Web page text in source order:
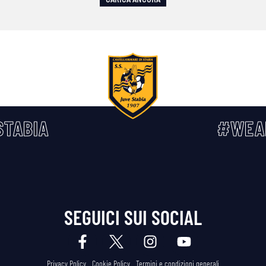
SEGUICI SUI SOCIAL
Privacy Policy Cookie Policy Termini e condizioni generali